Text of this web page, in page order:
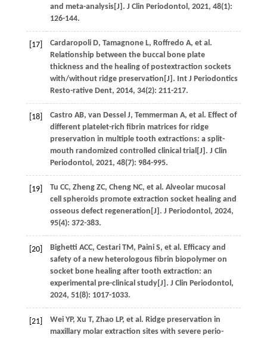
and meta-analysis[J]. J Clin Periodontol, 2021, 48(1):
126-144.
[17] Cardaropoli D, Tamagnone L, Roffredo A, et al.
Relationship between the buccal bone plate
thickness and the healing of postextraction sockets
with/without ridge preservation[J]. Int J Periodontics
Resto-rative Dent, 2014, 34(2): 211-217.
[18] Castro AB, van Dessel J, Temmerman A, et al. Effect of
different platelet-rich fibrin matrices for ridge
preservation in multiple tooth extractions: a split-
mouth randomized controlled clinical trial[J]. J Clin
Periodontol, 2021, 48(7): 984-995.
[19] Tu CC, Zheng ZC, Cheng NC, et al. Alveolar mucosal
cell spheroids promote extraction socket healing and
osseous defect regeneration[J]. J Periodontol, 2024,
95(4): 372-383.
[20] Bighetti ACC, Cestari TM, Paini S, et al. Efficacy and
safety of a new heterologous fibrin biopolymer on
socket bone healing after tooth extraction: an
experimental pre-clinical study[J]. J Clin Periodontol,
2024, 51(8): 1017-1033.
[21] Wei YP, Xu T, Zhao LP, et al. Ridge preservation in
maxillary molar extraction sites with severe perio-